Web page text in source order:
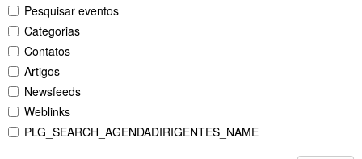
Pesquisar eventos
Categorias
Contatos
Artigos
Newsfeeds
Weblinks
PLG_SEARCH_AGENDADIRIGENTES_NAME